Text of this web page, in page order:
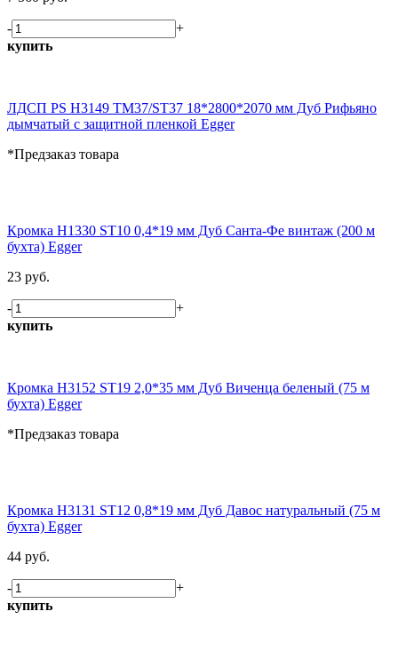
-
+
купить
ЛДСП PS H3149 TM37/ST37 18*2800*2070 мм Дуб Рифьяно
дымчатый с защитной пленкой Egger
*Предзаказ товара
Кромка H1330 ST10 0,4*19 мм Дуб Санта-Фе винтаж (200 м
бухта) Egger
23 руб.
-
+
купить
Кромка H3152 ST19 2,0*35 мм Дуб Виченца беленый (75 м
бухта) Egger
*Предзаказ товара
Кромка H3131 ST12 0,8*19 мм Дуб Давос натуральный (75 м
бухта) Egger
44 руб.
-
+
купить